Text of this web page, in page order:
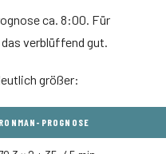
ca. 8:00. Für
verblüffend gut.
größer:
PROGNOSE